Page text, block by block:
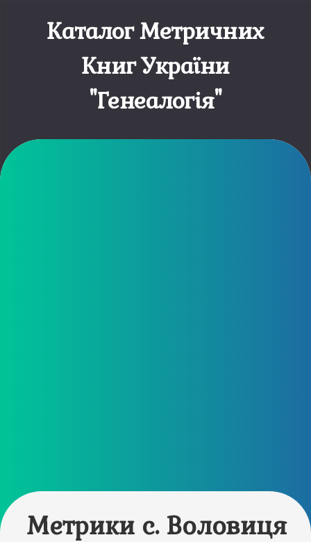
Каталог Метричних
Книг України
"Генеалогія"
Метрики с. Воловиця